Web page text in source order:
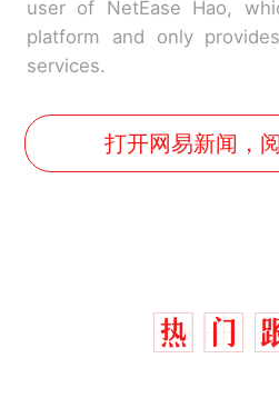
user of NetEase Hao,
platform and only
services.
打开网易新闻，